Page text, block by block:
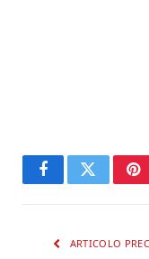
FacebookTwitter
ARTICOLO